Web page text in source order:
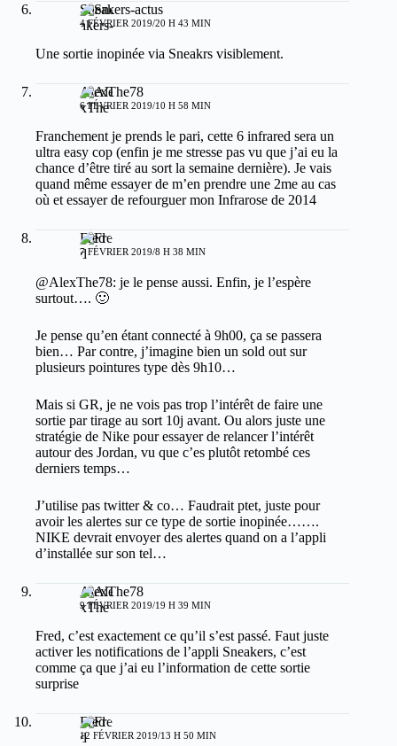
Sneakers-actus
4 FÉVRIER 2019/20 H 43 MIN
Une sortie inopinée via Sneakrs visiblement.
AlexThe78
6 FÉVRIER 2019/10 H 58 MIN
Franchement je prends le pari, cette 6 infrared sera un
ultra easy cop (enfin je me stresse pas vu que j’ai eu la
chance d’être tiré au sort la semaine dernière). Je vais
quand même essayer de m’en prendre une 2me au cas
où et essayer de refourguer mon Infrarose de 2014
Fred
7 FÉVRIER 2019/8 H 38 MIN
@AlexThe78: je le pense aussi. Enfin, je l’espère
surtout…. 🙂
Je pense qu’en étant connecté à 9h00, ça se passera
bien… Par contre, j’imagine bien un sold out sur
plusieurs pointures type dès 9h10…
Mais si GR, je ne vois pas trop l’intérêt de faire une
sortie par tirage au sort 10j avant. Ou alors juste une
stratégie de Nike pour essayer de relancer l’intérêt
autour des Jordan, vu que c’es plutôt retombé ces
derniers temps…
J’utilise pas twitter & co… Faudrait ptet, juste pour
avoir les alertes sur ce type de sortie inopinée…….
NIKE devrait envoyer des alertes quand on a l’appli
d’installée sur son tel…
AlexThe78
9 FÉVRIER 2019/19 H 39 MIN
Fred, c’est exactement ce qu’il s’est passé. Faut juste
activer les notifications de l’appli Sneakers, c’est
comme ça que j’ai eu l’information de cette sortie
surprise
Fred
12 FÉVRIER 2019/13 H 50 MIN